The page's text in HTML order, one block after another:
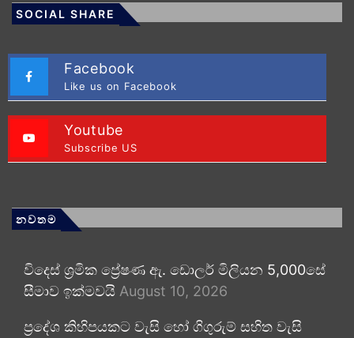
SOCIAL SHARE
Facebook
Like us on Facebook
Youtube
Subscribe US
නවතම
විදෙස් ශ්‍රමික ප්‍රේෂණ ඇ. ඩොලර් මිලියන 5,000සේ
සීමාව ඉක්මවයි August 10, 2026
ප්‍රදේශ කිහිපයකට වැසි හෝ ගිගුරුම් සහිත වැසි